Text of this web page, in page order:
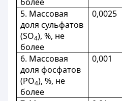
5. Массовая
доля сульфатов
(SО4), %, не
более
0,0025
6. Массовая
доля фосфатов
(РО4), %, не
более
0,001